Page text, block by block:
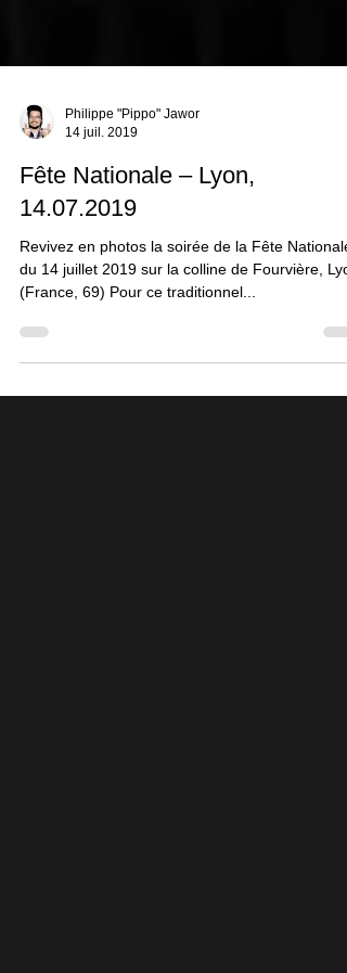
14 juil. 2019
Fête Nationale – Lyon,
14.07.2019
Revivez en photos la soirée de la Fête Nationale
(France, 69) Pour ce traditionnel...